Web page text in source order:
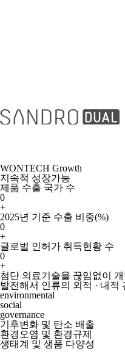
WONTECH Growth
지속적 성장가능
제품 수출 국가 수
0
+
2025년 기준 수출 비중(%)
0
+
글로벌 인허가 취득현황 수
0
+
첨단 의료기술을 끊임없이
발전해서 인류의 외적 · 내적
environmental
social
governance
기후변화 및 탄소 배출
환경오염 및 환경규제
생태계 및 생품 다양성